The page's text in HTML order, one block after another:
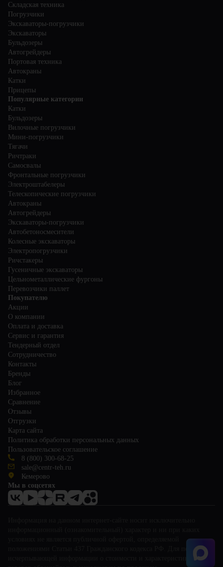
Складская техника
Погрузчики
Экскаваторы-погрузчики
Экскаваторы
Бульдозеры
Автогрейдеры
Портовая техника
Автокраны
Катки
Прицепы
Популярные категории
Катки
Бульдозеры
Вилочные погрузчики
Мини-погрузчики
Тягачи
Ричтраки
Самосвалы
Фронтальные погрузчики
Электроштабелеры
Телескопические погрузчики
Автокраны
Автогрейдеры
Экскаваторы-погрузчики
Автобетоносмесители
Колесные экскаваторы
Электропогрузчики
Ричстакеры
Гусеничные экскаваторы
Цельнометаллические фургоны
Перевозчики паллет
Покупателю
Акции
О компании
Оплата и доставка
Сервис и гарантия
Тендерный отдел
Сотрудничество
Контакты
Бренды
Блог
Избранное
Сравнение
Отзывы
Отгрузки
Карта сайта
Политика обработки персональных данных
Пользовательское соглашение
8 (800) 300-68-25
sale@centr-teh.ru
Кемерово
Мы в соцсетях
положениями Статьи 437 Гражданского кодекса РФ. Для получения
исчерпывающей информации о стоимости и характеристиках